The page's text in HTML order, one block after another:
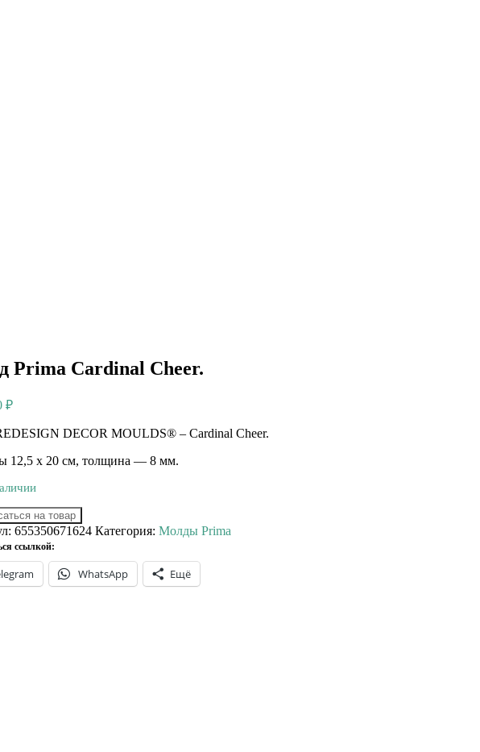
Prima Cardinal Cheer.
₽
DECOR MOULDS® – Cardinal Cheer.
12,5 х 20 см, толщина — 8 мм.
на товар
655350671624 Категория: Молды Prima
ссылкой:
WhatsApp Ещё